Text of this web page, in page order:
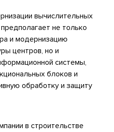
вычислительных
не только
и модернизацию
центров, но и
системы,
блоков и
обработку и защиту
в строительстве